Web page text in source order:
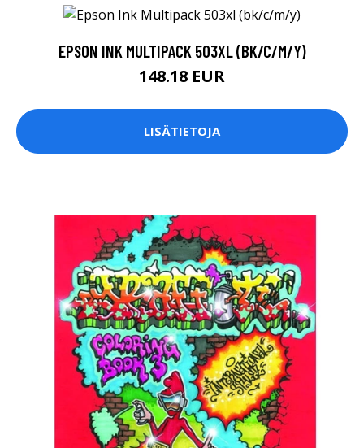
EPSON INK MULTIPACK 503XL (BK/C/M/Y)
148.18 EUR
LISÄTIETOJA